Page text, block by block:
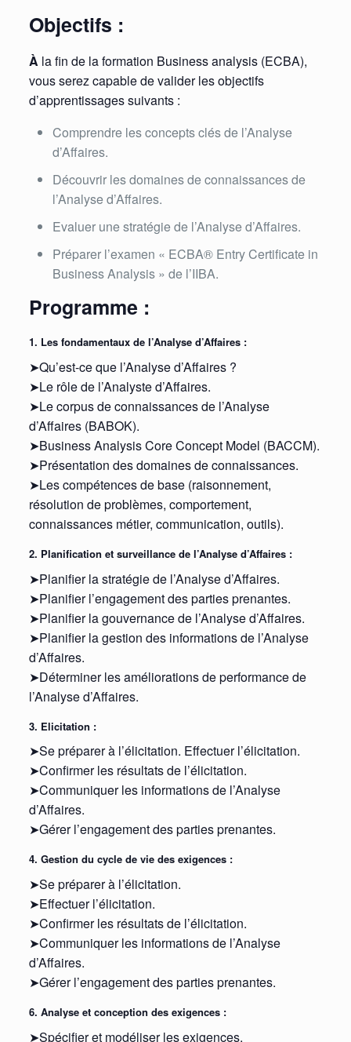
Objectifs :
À la fin de la formation Business analysis (ECBA),
vous serez capable de valider les objectifs
d’apprentissages suivants :
Comprendre les concepts clés de l’Analyse
d’Affaires.
Découvrir les domaines de connaissances de
l’Analyse d’Affaires.
Evaluer une stratégie de l’Analyse d’Affaires.
Préparer l’examen « ECBA® Entry Certificate in
Business Analysis » de l’IIBA.
Programme :
1. Les fondamentaux de l’Analyse d’Affaires :
➤Qu’est-ce que l’Analyse d’Affaires ?
➤Le rôle de l’Analyste d’Affaires.
➤Le corpus de connaissances de l’Analyse
d’Affaires (BABOK).
➤Business Analysis Core Concept Model (BACCM).
➤Présentation des domaines de connaissances.
➤Les compétences de base (raisonnement,
résolution de problèmes, comportement,
connaissances métier, communication, outils).
2. Planification et surveillance de l’Analyse d’Affaires :
➤Planifier la stratégie de l’Analyse d’Affaires.
➤Planifier l’engagement des parties prenantes.
➤Planifier la gouvernance de l’Analyse d’Affaires.
➤Planifier la gestion des informations de l’Analyse
d’Affaires.
➤Déterminer les améliorations de performance de
l’Analyse d’Affaires.
3. Elicitation :
➤Se préparer à l’élicitation. Effectuer l’élicitation.
➤Confirmer les résultats de l’élicitation.
➤Communiquer les informations de l’Analyse
d’Affaires.
➤Gérer l’engagement des parties prenantes.
4. Gestion du cycle de vie des exigences :
➤Se préparer à l’élicitation.
➤Effectuer l’élicitation.
➤Confirmer les résultats de l’élicitation.
➤Communiquer les informations de l’Analyse
d’Affaires.
➤Gérer l’engagement des parties prenantes.
6. Analyse et conception des exigences :
➤Spécifier et modéliser les exigences.